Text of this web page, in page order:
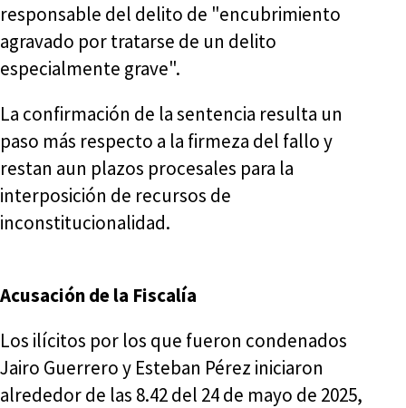
responsable del delito de "encubrimiento
agravado por tratarse de un delito
especialmente grave".
La confirmación de la sentencia resulta un
paso más respecto a la firmeza del fallo y
restan aun plazos procesales para la
interposición de recursos de
inconstitucionalidad.
Acusación de la Fiscalía
Los ilícitos por los que fueron condenados
Jairo Guerrero y Esteban Pérez iniciaron
alrededor de las 8.42 del 24 de mayo de 2025,